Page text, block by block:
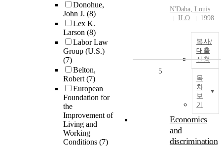
Donohue,
John J. (8)
Lex K.
Larson (8)
Labor Law
Group (U.S.)
(7)
Belton,
Robert(7)
European
Foundation for
the
Improvement of
Living and
Working
Conditions (7)
N'Daba, Louis
ILO
1998
복사/
대출
신청
목
차
보
기
5
Economics
and
discrimination